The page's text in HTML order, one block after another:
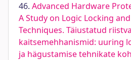
46. Advanced Hardware
A Study on Logic Locking
Techniques. Täiustatud
kaitsemehhanismid: uuring
ja hägustamise tehnikate